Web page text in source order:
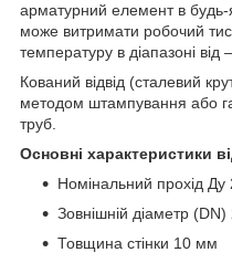
арматурний елемент в будь-
може витримати робочий
температуру в діапазоні від
Кований відвід (сталевий
методом штампування або
труб.
Основні характеристики
Номінальний прохід
Зовнішній діаметр
Товщина стінки 10 мм